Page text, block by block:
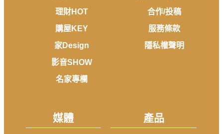
理財HOT
購屋KEY
家Design
影音SHOW
名家專欄
合作/投稿
服務條款
隱私權聲明
媒體 產品